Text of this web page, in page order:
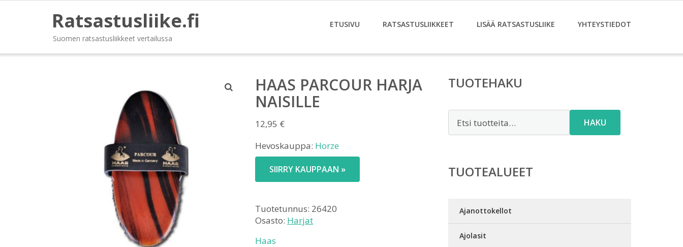
Ratsastusliike.fi
Suomen ratsastusliikkeet vertailussa
ETUSIVU RATSASTUSLIIKKEET LISÄÄ RATSASTUSLIIKE YHTEYSTIEDOT
HAAS PARCOUR HARJA
NAISILLE
12,95 €
Hevoskauppa: Horze
SIIRRY KAUPPAAN »
Tuotetunnus: 26420
Osasto: Harjat
Haas
TUOTEHAKU
HAKU
TUOTEALUEET
Ajanottokellot
Ajolasit